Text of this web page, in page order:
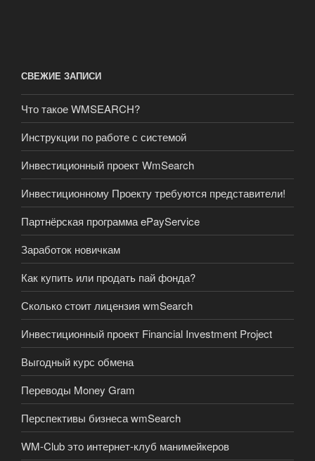
СВЕЖИЕ ЗАПИСИ
Что такое WMSEARCH?
Инструкции по работе с системой
Инвестиционный проект WmSearch
Инвестиционному Проекту требуются представители!
Партнёрская программа ePayService
Заработок новичкам
Как купить или продать пай фонда?
Сколько стоит лицензия wmSearch
Инвестиционный проект Financial Investment Project
Выгодный курс обмена
Переводы Money Gram
Перспективы бизнеса wmSearch
WM-Club это интернет-клуб манимейкеров